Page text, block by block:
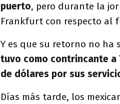
puerto, pero durante la
Frankfurt con respecto al
Y es que su retorno no ha
tuvo como contrincante a
de dólares por sus
Días más tarde, los